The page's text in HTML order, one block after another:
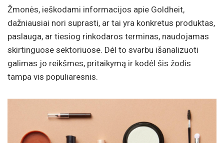
Žmonės, ieškodami informacijos apie Goldheit,
dažniausiai nori suprasti, ar tai yra konkretus produktas,
paslauga, ar tiesiog rinkodaros terminas, naudojamas
skirtinguose sektoriuose. Dėl to svarbu išanalizuoti
galimas jo reikšmes, pritaikymą ir kodėl šis žodis
tampa vis populiaresnis.